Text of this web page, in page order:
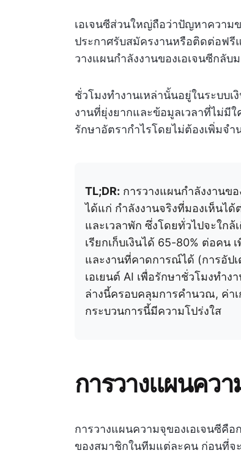
เอเจนซีส่วนใหญ่ถือว่าปัญหาความ
ประกาศรับสมัครงานหรือติดต่อฟรี
วางแผนกำลังงานของเอเจนซีกลั
ชั่วโมงทำงานเหล่านั้นอยู่ในระบบ
งานที่ยุ่งยากและข้อมูลเวลาที่ไม่มี
รักษาอัตรากำไรโดยไม่ต้องเพิ่มจ
TL;DR: การวางแผนกำลังงานข
ได้แก่ กำลังงานจริงที่มองเห็นไ
และเวลาพัก ซึ่งโดยทั่วไปจะใก
เรียกเก็บเงินได้ 65-80% ต่อคน
และงานที่คาดการณ์ได้ (การอัป
เอเยนต์ AI เพื่อรักษาชั่วโมงทำ
ล่างนี้ครอบคลุมการคำนวณ, ค่า
กระบวนการนี้มีความโปร่งใส
การวางแผนคว
การวางแผนความจุของเอเจนซีคื
ของสมาชิกในทีมแต่ละคน ก่อนที่